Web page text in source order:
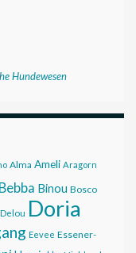
Hundewesen
Alma Ameli Aragorn
Bebba Binou Bosco
Delou Doria
Eevee Essener-